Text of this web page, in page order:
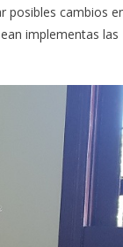
posibles cambios
implementas las